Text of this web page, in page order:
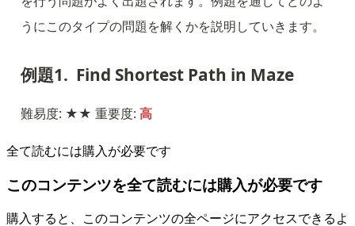
うにこのタイプの問題を解くかを説明していきます。
例題1.  Find Shortest Path in Maze
難易度: ★★ 重要度: 高
全て読むには購入が必要です
このコンテンツを全て読むには購入が必要です
購入すると、このコンテンツの全ページにアクセスできるよ